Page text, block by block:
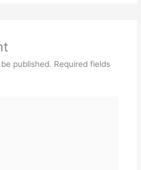
published. Required fields